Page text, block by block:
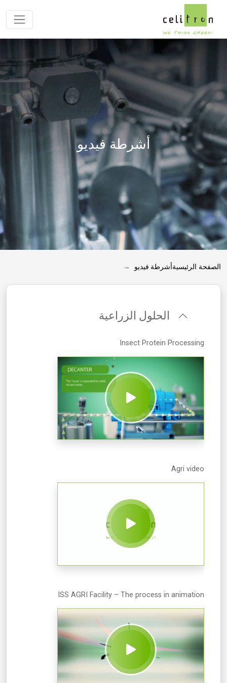
أشرطة فيديو
الصفحة الرئيسيةأشرطة فيديو
الحلول الزراعية
Insect Protein Processing
Agri video
ISS AGRI Facility – The process in animation